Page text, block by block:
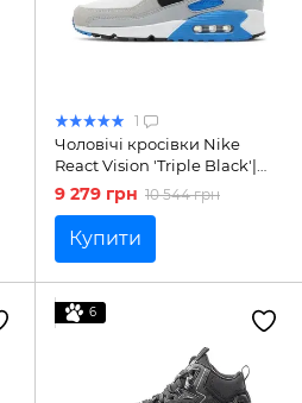
1
Чоловічі кросівки Nike
React Vision 'Triple Black'|
CD4373 004
9 279 грн 10 544 грн
Купити
6